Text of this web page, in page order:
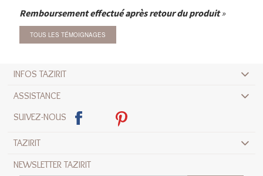
Remboursement effectué après retour du produit
TOUS LES TÉMOIGNAGES
INFOS TAZIRIT
ASSISTANCE
SUIVEZ-NOUS
TAZIRIT
NEWSLETTER TAZIRIT